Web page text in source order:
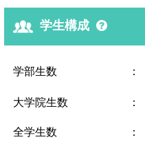
学生構成
学部生数 ：
大学院生数 ：
全学生数 ：